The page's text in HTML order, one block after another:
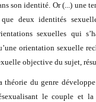
son identité. Or (...) une
deux identités
sexuelles qui
orientation sexuelle
objective du sujet,
théorie du genre
le couple et